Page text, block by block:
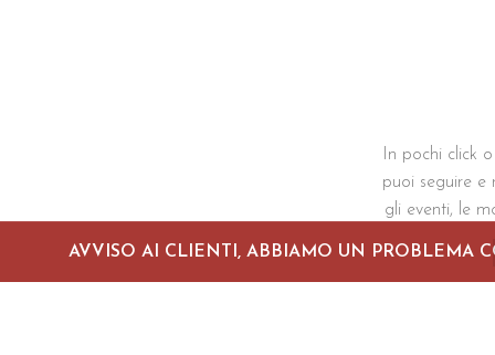
AVVISO AI CLIENTI, ABBIAMO UN PROBLEMA
In pochi click
puoi seguire e
gli eventi, le